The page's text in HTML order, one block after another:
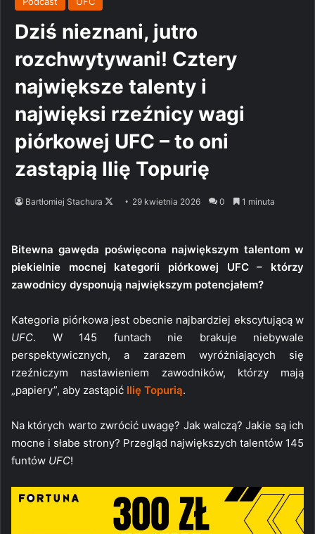
Dziś nieznani, jutro
rozchwytywani! Cztery
największe talenty i
najwięksi rzeźnicy wagi
piórkowej UFC – to oni
zastąpią Ilię Topurię
Bartłomiej Stachura
Follow29 kwietnia 2026 0 1 minuta
Bitewna gawęda poświęcona największym talentom w
piekielnie mocnej kategorii piórkowej UFC – którzy
zawodnicy dysponują największym potencjałem?
Kategoria piórkowa jest obecnie najbardziej ekscytującą w
UFC. W 145 funtach nie brakuje niebywale
perspektywicznych, a zarazem wyróżniających się
rzeźniczym nastawieniem zawodników, którzy mają
„papiery”, aby zastąpić Ilię Topurią.
Na których warto zwrócić uwagę? Jak walczą? Jakie są ich
mocne i słabe strony? Przegląd największych talentów 145
funtów UFC!